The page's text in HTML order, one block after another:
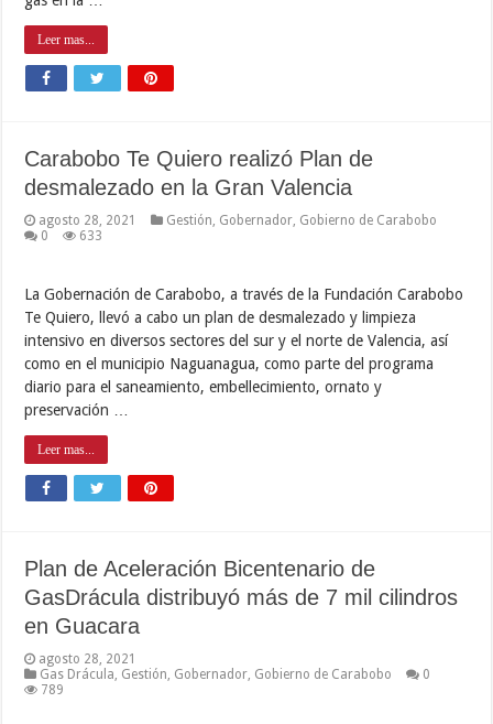
Leer mas...
Carabobo Te Quiero realizó Plan de
desmalezado en la Gran Valencia
agosto 28, 2021 Gestión Gobernador Gobierno de Carabobo
0
633
La Gobernación de Carabobo, a través de la Fundación Carabobo
Te Quiero, llevó a cabo un plan de desmalezado y limpieza
intensivo en diversos sectores del sur y el norte de Valencia, así
como en el municipio Naguanagua, como parte del programa
diario para el saneamiento, embellecimiento, ornato y
preservación …
Leer mas...
Plan de Aceleración Bicentenario de
GasDrácula distribuyó más de 7 mil cilindros
en Guacara
agosto 28, 2021
Gas Drácula Gestión Gobernador Gobierno de Carabobo
0
789